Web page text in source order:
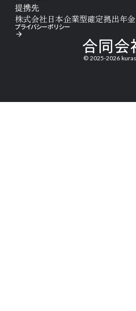
提携先
株式会社日本企業型確定拠出年
合同
© 2025-2026
プライバシーポリシー
arrow_forward